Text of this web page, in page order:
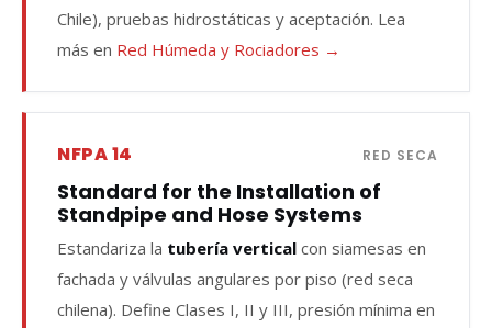
Chile), pruebas hidrostáticas y aceptación. Lea
más en Red Húmeda y Rociadores →
NFPA 14 RED SECA
Standard for the Installation of
Standpipe and Hose Systems
Estandariza la tubería vertical con siamesas en
fachada y válvulas angulares por piso (red seca
chilena). Define Clases I, II y III, presión mínima en